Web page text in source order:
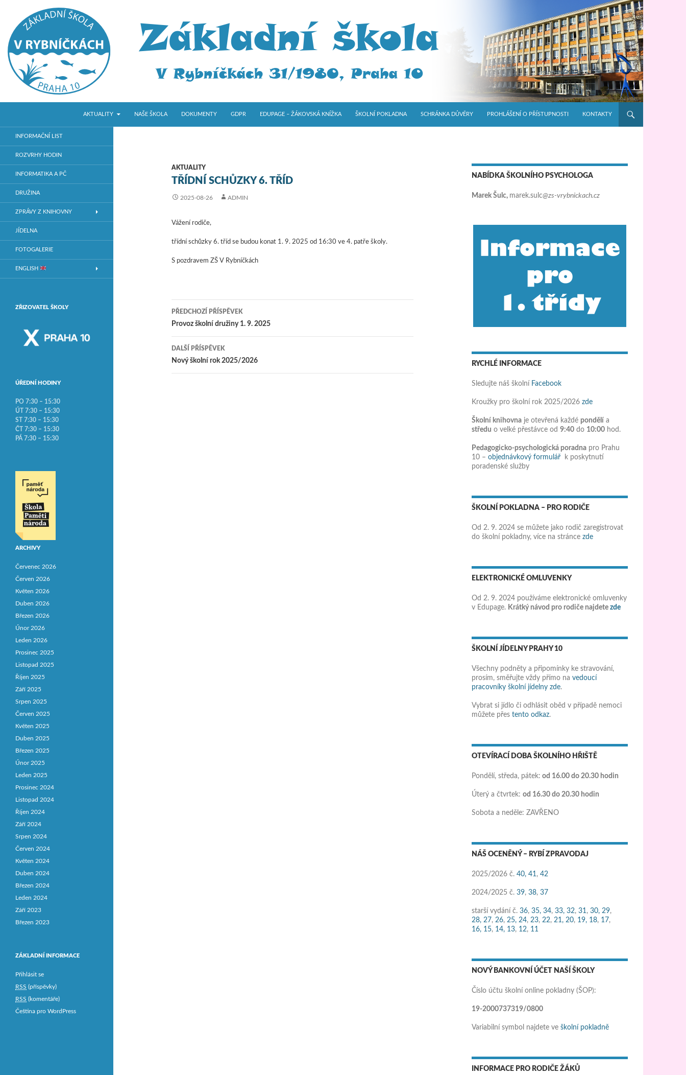
ZŠ V RybníčkáchAKTUALITY
NAŠE ŠKOLA DOKUMENTY GDPR EDUPAGE – ŽÁKOVSKÁ KNÍŽKA ŠKOLNÍ POKLADNA SCHRÁNKA DŮVĚRY PROHLÁŠENÍ O PŘÍSTUPNOSTI KONTAKTY
AKTUALITY
TŘÍDNÍ SCHŮZKY 6. TŘÍD
2025-08-26 ADMIN
Vážení rodiče,
třídní schůzky 6. tříd se budou konat 1. 9. 2025 od 16:30 ve 4. patře školy.
S pozdravem ZŠ V Rybníčkách
Navigace pro příspěvky
PŘEDCHOZÍ PŘÍSPĚVEK
Provoz školní družiny 1. 9. 2025
DALŠÍ PŘÍSPĚVEK
Nový školní rok 2025/2026
NABÍDKA ŠKOLNÍHO PSYCHOLOGA
Marek Šulc, marek.sulc@zs-vrybnickach.cz
RYCHLÉ INFORMACE
Sledujte náš školní Facebook
Kroužky pro školní rok 2025/2026 zde
Školní knihovna je otevřená každé pondělí a
středu o velké přestávce od 9:40 do 10:00 hod.
Pedagogicko-psychologická poradna pro Prahu
10 – objednávkový formulář k poskytnutí
poradenské služby
ŠKOLNÍ POKLADNA – PRO RODIČE
Od 2. 9. 2024 se můžete jako rodič zaregistrovat
do školní pokladny, více na stránce zde
ELEKTRONICKÉ OMLUVENKY
Od 2. 9. 2024 používáme elektronické omluvenky
v Edupage. Krátký návod pro rodiče najdete zde
ŠKOLNÍ JÍDELNY PRAHY 10
Všechny podněty a připomínky ke stravování,
prosím, směřujte vždy přímo na vedoucí
pracovníky školní jídelny zde.
Vybrat si jídlo či odhlásit oběd v případě nemoci
můžete přes tento odkaz.
OTEVÍRACÍ DOBA ŠKOLNÍHO HŘIŠTĚ
Pondělí, středa, pátek: od 16.00 do 20.30 hodin
Úterý a čtvrtek: od 16.30 do 20.30 hodin
Sobota a neděle: ZAVŘENO
NÁŠ OCENĚNÝ – RYBÍ ZPRAVODAJ
2025/2026 č. 40, 41, 42
2024/2025 č. 39, 38, 37
starší vydání č. 36, 35, 34, 33, 32, 31, 30, 29,
28, 27, 26, 25, 24, 23, 22, 21, 20, 19, 18, 17,
16, 15, 14, 13, 12, 11
NOVÝ BANKOVNÍ ÚČET NAŠÍ ŠKOLY
Číslo účtu školní online pokladny (ŠOP):
19-2000737319/0800
Variabilní symbol najdete ve školní pokladně
INFORMACE PRO RODIČE ŽÁKŮ
Základní škola v Praze 10
INFORMAČNÍ LIST
ROZVRHY HODIN
INFORMATIKA A PČ
DRUŽINA
ZPRÁVY Z KNIHOVNY
JÍDELNA
FOTOGALERIE
ENGLISH
ZŘIZOVATEL ŠKOLY
ÚŘEDNÍ HODINY
PO 7:30 – 15:30
ÚT 7:30 – 15:30
ST 7:30 – 15:30
ČT 7:30 – 15:30
PÁ 7:30 – 15:30
ARCHIVY
Červenec 2026
Červen 2026
Květen 2026
Duben 2026
Březen 2026
Únor 2026
Leden 2026
Prosinec 2025
Listopad 2025
Říjen 2025
Září 2025
Srpen 2025
Červen 2025
Květen 2025
Duben 2025
Březen 2025
Únor 2025
Leden 2025
Prosinec 2024
Listopad 2024
Říjen 2024
Září 2024
Srpen 2024
Červen 2024
Květen 2024
Duben 2024
Březen 2024
Leden 2024
Září 2023
Březen 2023
ZÁKLADNÍ INFORMACE
Přihlásit se
RSS (příspěvky)
RSS (komentáře)
Čeština pro WordPress